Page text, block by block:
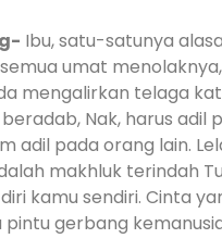
Ibu, satu-satunya
umat
mengalirkan telaga
Nak, harus adil
adil pada orang lain.
makhluk terindah
kamu sendiri. Cinta
pintu gerbang